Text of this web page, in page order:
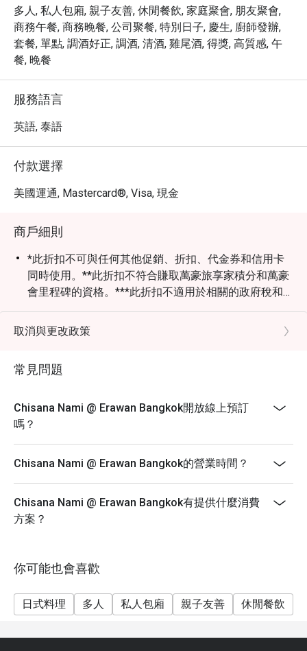
選項。
・ 透過 Eatigo 預訂 Chisana Nami @ Erawan Bangkok，您
即可享有最高 5 折的餐飲優惠，以超值的價格，享受一場
難忘的鐵板燒盛宴。
多人, 私人包廂, 親子友善, 休閒餐飲, 家庭聚會, 朋友聚會,
商務午餐, 商務晚餐, 公司聚餐, 特別日子, 慶生, 廚師發辦,
套餐, 單點, 調酒好正, 調酒, 清酒, 雞尾酒, 得獎, 高質感, 午
餐, 晚餐
服務語言
英語, 泰語
付款選擇
美國運通, Mastercard®, Visa, 現金
商戶細則
*此折扣不可與任何其他促銷、折扣、代金券和信用卡
同時使用。**此折扣不符合賺取萬豪旅享家積分和萬豪
會里程碑的資格。***此折扣不適用於相關的政府稅和
服務費。
取消與更改政策
常見問題
Chisana Nami @ Erawan Bangkok開放線上預訂
嗎？
Chisana Nami @ Erawan Bangkok的營業時間？
Chisana Nami @ Erawan Bangkok有提供什麼消費
方案？
你可能也會喜歡
日式料理 多人 私人包廂 親子友善 休閒餐飲